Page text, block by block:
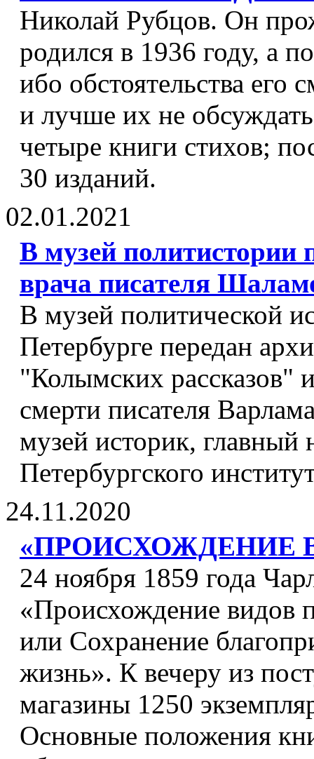
Николай Рубцов. Он
родился в 1936 году, а
ибо обстоятельства его
и лучше их не
четыре книги стихов;
30 изданий.
02.01.2021
В музей политистории
врача писателя
В музей политической
Петербурге передан
"Колымских рассказов"
смерти писателя
музей историк, главный
Петербургского
24.11.2020
«ПРОИСХОЖДЕНИЕ
24 ноября 1859 года
«Происхождение видов
или Сохранение
жизнь». К вечеру из
магазины 1250
Основные положения